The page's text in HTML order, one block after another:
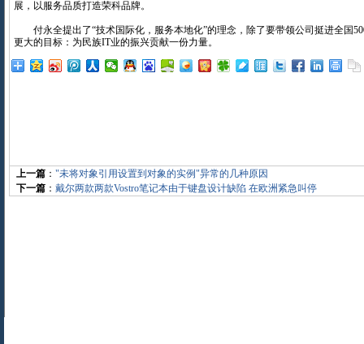
展，以服务品质打造荣科品牌。
付永全提出了“技术国际化，服务本地化”的理念，除了要带领公司挺进全国
更大的目标：为民族IT业的振兴贡献一份力量。
上一篇 ： "未将对象引用设置到对象的实例"异常的几种原因
下一篇 ： 戴尔两款两款Vostro笔记本由于键盘设计缺陷 在欧洲紧急叫停